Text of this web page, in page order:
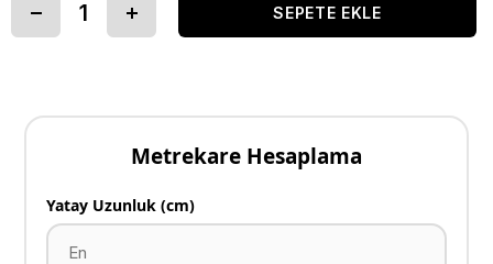
Metrekare Hesaplama
Yatay Uzunluk (cm)